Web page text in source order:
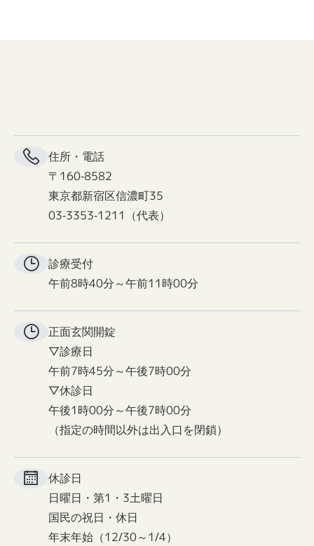
住所・電話
〒160-8582
東京都新宿区信濃町35
03-3353-1211（代表）
診療受付
午前8時40分～午前11時00分
正面玄関開錠
▽診療日
午前7時45分～午後7時00分
▽休診日
午後1時00分～午後7時00分
（指定の時間以外は出入口を閉鎖）
休診日
日曜日・第1・3土曜日
国民の祝日・休日
年末年始（12/30～1/4）